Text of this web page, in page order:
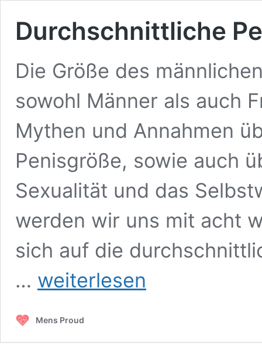
Durchschnittliche
Die Größe des
sowohl Männer als auch
Mythen und Annahmen
Penisgröße, sowie auch
Sexualität und das
werden wir uns mit acht
sich auf die
…
Durchschnittliche
Penisgröße
weiterlesen
Mens Proud